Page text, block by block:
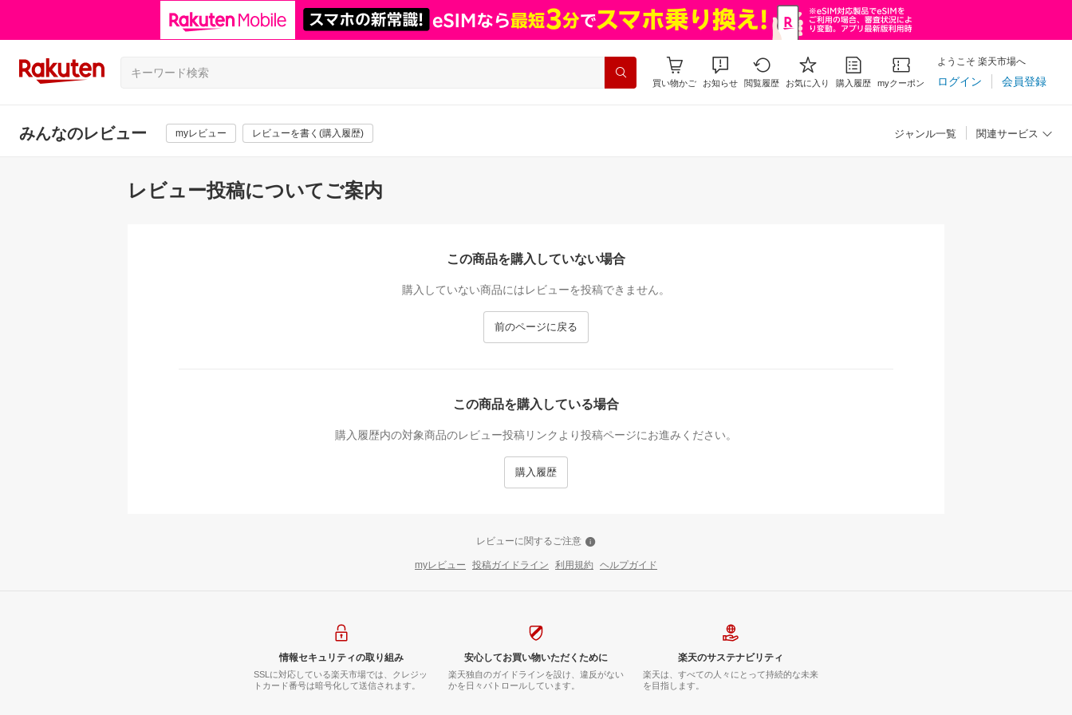
買い物かご お知らせ 閲覧履歴 お気に入り 購入履歴 myクーポン
ようこそ 楽天市場へ
ログイン 会員登録
みんなのレビュー myレビュー レビューを書く(購入履歴) ジャンル一覧 関連サービス
レビュー投稿についてご案内
この商品を購入していない場合
購入していない商品にはレビューを投稿できません。
前のページに戻る
この商品を購入している場合
購入履歴内の対象商品のレビュー投稿リンクより投稿ページにお進みください。
購入履歴
レビューに関するご注意
myレビュー 投稿ガイドライン 利用規約 ヘルプガイド
情報セキュリティの取り組み
SSLに対応している楽天市場では、クレジッ
トカード番号は暗号化して送信されます。
安心してお買い物いただくために
楽天独自のガイドラインを設け、違反がない
かを日々パトロールしています。
楽天のサステナビリティ
楽天は、すべての人々にとって持続的な未来
を目指します。